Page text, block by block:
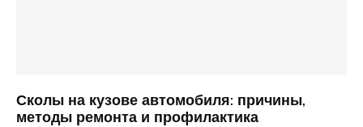
Сколы на кузове автомобиля: причины,
методы ремонта и профилактика